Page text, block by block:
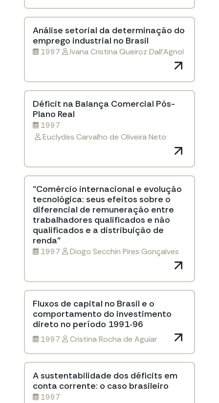
Análise setorial da determinação do
emprego industrial no Brasil
1997 Ivana Cristina Queiroz Dall’Agnol
Déficit na Balança Comercial Pós-
Plano Real
1997
Euclydes Carvalho de Oliveira Neto
"Comércio internacional e evolução
tecnológica: seus efeitos sobre o
diferencial de remuneração entre
trabalhadores qualificados e não
qualificados e a distribuição de
renda"
1997 Diogo Secchin Pires Gonçalves
Fluxos de capital no Brasil e o
comportamento do investimento
direto no período 1991‐96
1997 Cristina Rocha de Aguiar
A sustentabilidade dos déficits em
conta corrente: o caso brasileiro
1997